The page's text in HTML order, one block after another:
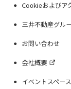
Cookieおよびア
三井不動産グル
お問い合わせ
会社概要
イベントスペー